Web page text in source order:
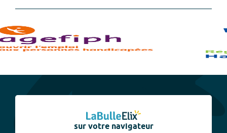
sur votre navigateur